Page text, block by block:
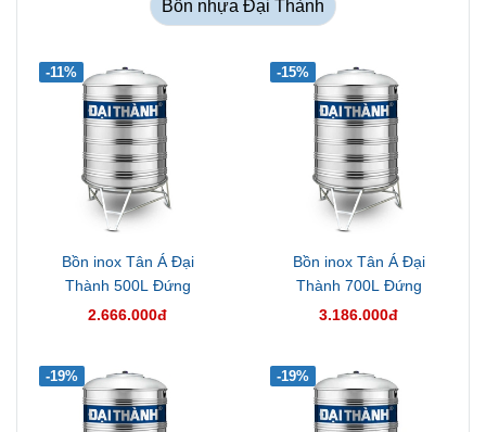
Bồn nhựa Đại Thành
Bồn inox Tân Á Đại
Thành 500L Đứng
2.666.000đ
-11%
Bồn inox Tân Á Đại
Thành 700L Đứng
3.186.000đ
-15%
-19% -19%